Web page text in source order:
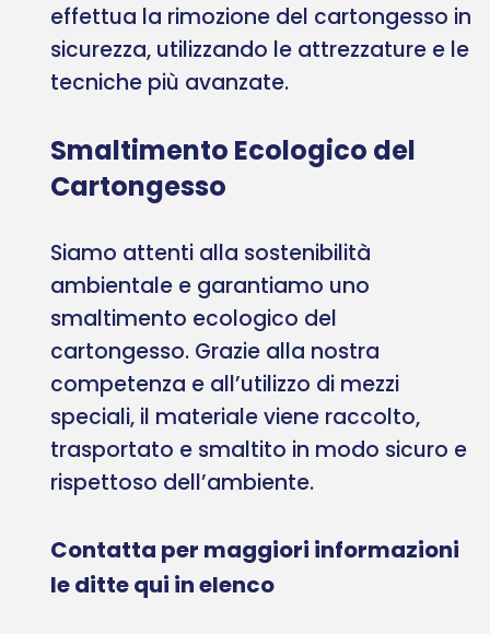
effettua la rimozione del cartongesso in
sicurezza, utilizzando le attrezzature e le
tecniche più avanzate.
Smaltimento Ecologico del
Cartongesso
Siamo attenti alla sostenibilità
ambientale e garantiamo uno
smaltimento ecologico del
cartongesso. Grazie alla nostra
competenza e all’utilizzo di mezzi
speciali, il materiale viene raccolto,
trasportato e smaltito in modo sicuro e
rispettoso dell’ambiente.
Contatta per maggiori informazioni
le ditte qui in elenco